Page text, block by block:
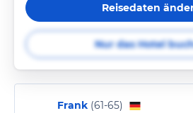
Reisedaten
Nur das Hotel
Frank (61-65)